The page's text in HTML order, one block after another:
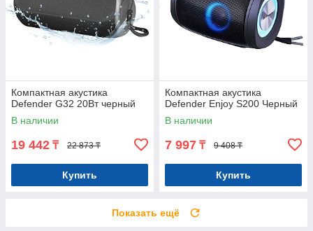
Компактная акустика
Defender G32 20Вт черный
В наличии
19 442 ₸ 22 873 ₸
Купить
Компактная акустика
Defender Enjoy S200 Черный
В наличии
7 997 ₸ 9 408 ₸
Купить
Показать ещё